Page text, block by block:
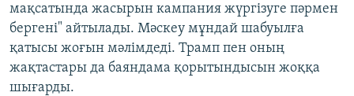
мақсатында жасырын кампания жүргізуге пәрмен
бергені" айтылады. Мәскеу мұндай шабуылға
қатысы жоғын мәлімдеді. Трамп пен оның
жақтастары да баяндама қорытындысын жоққа
шығарды.